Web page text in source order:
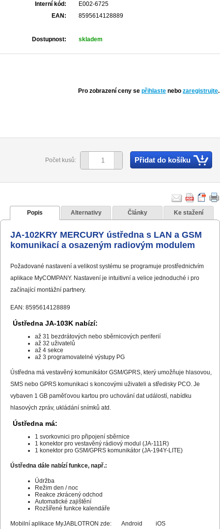
Interní kód:
E002-6725
EAN:
8595614128889
Dostupnost: skladem
Pro zobrazení ceny se přihlaste nebo zaregistrujte.
Počet kusů: Přidat do košíku
Popis Alternativy Články Ke stažení
JA-102KRY MERCURY ústředna s LAN a GSM
komunikací a osazeným radiovým modulem
Požadované nastavení a velikost systému se programuje prostřednictvím
aplikace MyCOMPANY. Nastavení je intuitivní a velice jednoduché i pro
začínající montážní partnery.
EAN: 8595614128889
Ústředna JA-103K nabízí:
až 31 bezdrátových nebo sběrnicových periferií
až 32 uživatelů
až 4 sekce
až 3 programovatelné výstupy PG
Ústředna má vestavěný komunikátor GSM/GPRS, který umožňuje hlasovou,
SMS nebo GPRS komunikaci s koncovými uživateli a středisky PCO. Je
vybaven 1 GB paměťovou kartou pro uchování dat událostí, nabídku
hlasových zpráv, ukládání snímků atd.
Ústředna má:
1 svorkovnici pro připojení sběrnice
1 konektor pro vestavěný rádiový modul (JA-111R)
1 konektor pro GSM/GPRS komunikátor (JA-194Y-LITE)
Ústředna dále nabízí funkce, např.:
Údržba
Režim den / noc
Reakce zkrácený odchod
Automatické zajištění
Rozšířené funkce kalendáře
Mobilní aplikace MyJABLOTRON zde: Android iOS